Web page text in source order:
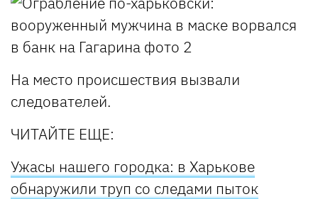
На место происшествия вызвали
следователей.
ЧИТАЙТЕ ЕЩЕ:
Ужасы нашего городка: в Харькове
обнаружили труп со следами пыток